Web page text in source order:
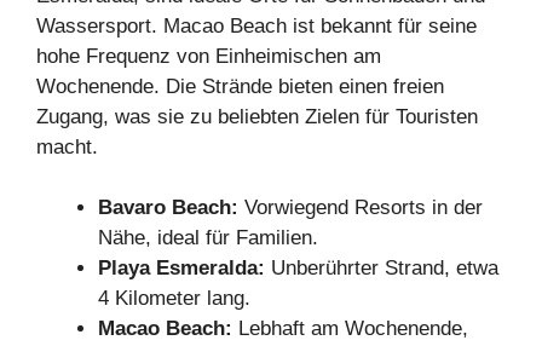
Wassersport. Macao Beach ist bekannt für seine
hohe Frequenz von Einheimischen am
Wochenende. Die Strände bieten einen freien
Zugang, was sie zu beliebten Zielen für Touristen
macht.
Bavaro Beach: Vorwiegend Resorts in der
Nähe, ideal für Familien.
Playa Esmeralda: Unberührter Strand, etwa
4 Kilometer lang.
Macao Beach: Lebhaft am Wochenende,